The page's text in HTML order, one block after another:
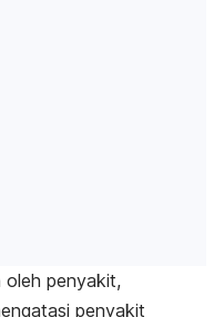
penyakit,
penyakit